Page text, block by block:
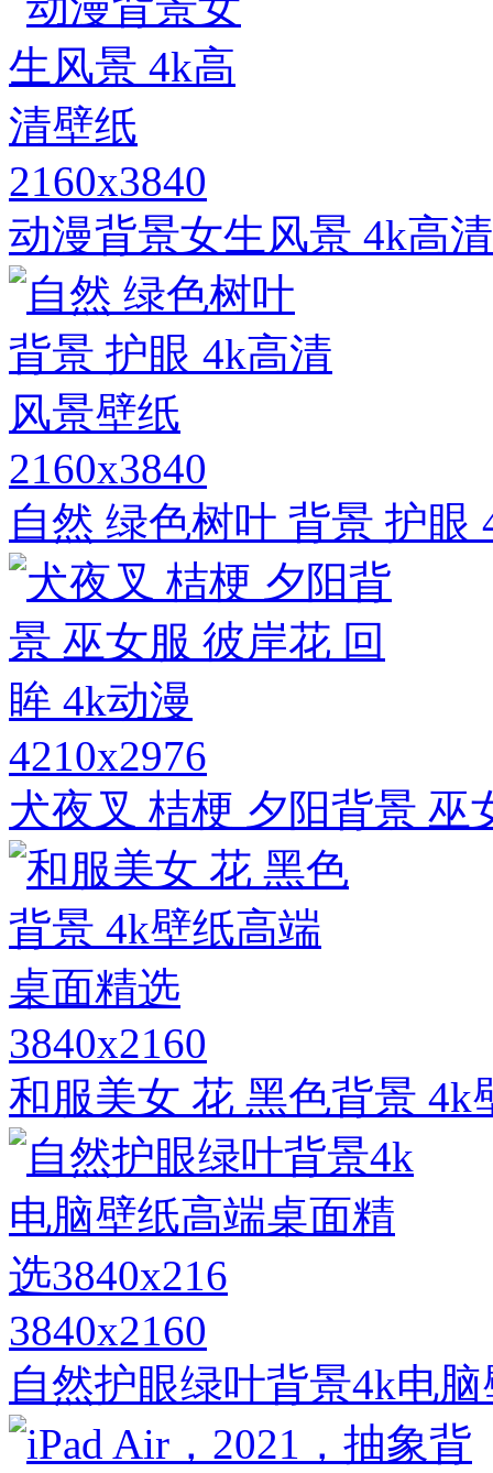
2160x3840
动漫背景女生风景 4k高
2160x3840
自然 绿色树叶 背景 护眼
4210x2976
犬夜叉 桔梗 夕阳背景 巫
3840x2160
和服美女 花 黑色背景 4k
3840x2160
自然护眼绿叶背景4k电